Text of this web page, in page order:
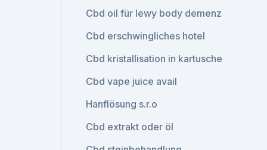
Cbd oil für lewy body demenz
Cbd erschwingliches hotel
Cbd kristallisation in kartusche
Cbd vape juice avail
Hanflösung s.r.o
Cbd extrakt oder öl